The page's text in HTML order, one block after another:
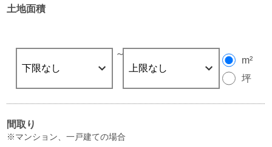
土地面積
～
m²
坪
間取り
※マンション、一戸建ての場合